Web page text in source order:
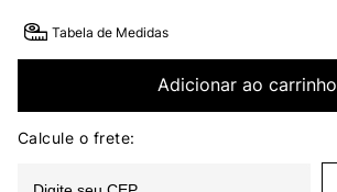
Tabela de Medidas
Adicionar ao carrinho